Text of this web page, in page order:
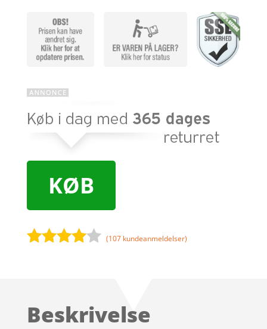
KØB
på
(107 kundeanmeldelser)
Beskrivelse